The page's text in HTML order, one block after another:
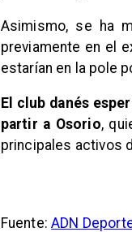
Asimismo, se ha
previamente en el
estarían en la pole
El club danés
partir a Osorio,
principales activos
Fuente:ADN